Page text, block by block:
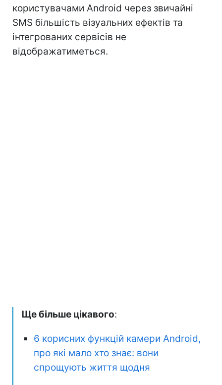
користувачами Android через звичайні
SMS більшість візуальних ефектів та
інтегрованих сервісів не
відображатиметься.
Ще більше цікавого:
6 корисних функцій камери Android,
про які мало хто знає: вони
спрощують життя щодня